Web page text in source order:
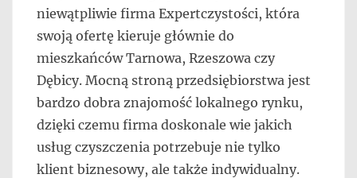
niewątpliwie firma Expertczystości, która
swoją ofertę kieruje głównie do
mieszkańców Tarnowa, Rzeszowa czy
Dębicy. Mocną stroną przedsiębiorstwa jest
bardzo dobra znajomość lokalnego rynku,
dzięki czemu firma doskonale wie jakich
usług czyszczenia potrzebuje nie tylko
klient biznesowy, ale także indywidualny.